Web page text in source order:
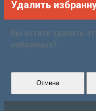
Удалить
Вы хотите удалить
избранных?
Отмена